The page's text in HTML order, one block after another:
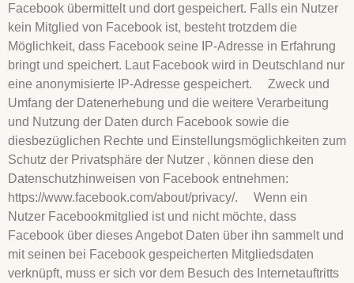
Facebook übermittelt und dort gespeichert. Falls ein Nutzer
kein Mitglied von Facebook ist, besteht trotzdem die
Möglichkeit, dass Facebook seine IP-Adresse in Erfahrung
bringt und speichert. Laut Facebook wird in Deutschland nur
eine anonymisierte IP-Adresse gespeichert. Zweck und
Umfang der Datenerhebung und die weitere Verarbeitung
und Nutzung der Daten durch Facebook sowie die
diesbezüglichen Rechte und Einstellungsmöglichkeiten zum
Schutz der Privatsphäre der Nutzer , können diese den
Datenschutzhinweisen von Facebook entnehmen:
https://www.facebook.com/about/privacy/. Wenn ein
Nutzer Facebookmitglied ist und nicht möchte, dass
Facebook über dieses Angebot Daten über ihn sammelt und
mit seinen bei Facebook gespeicherten Mitgliedsdaten
verknüpft, muss er sich vor dem Besuch des Internetauftritts